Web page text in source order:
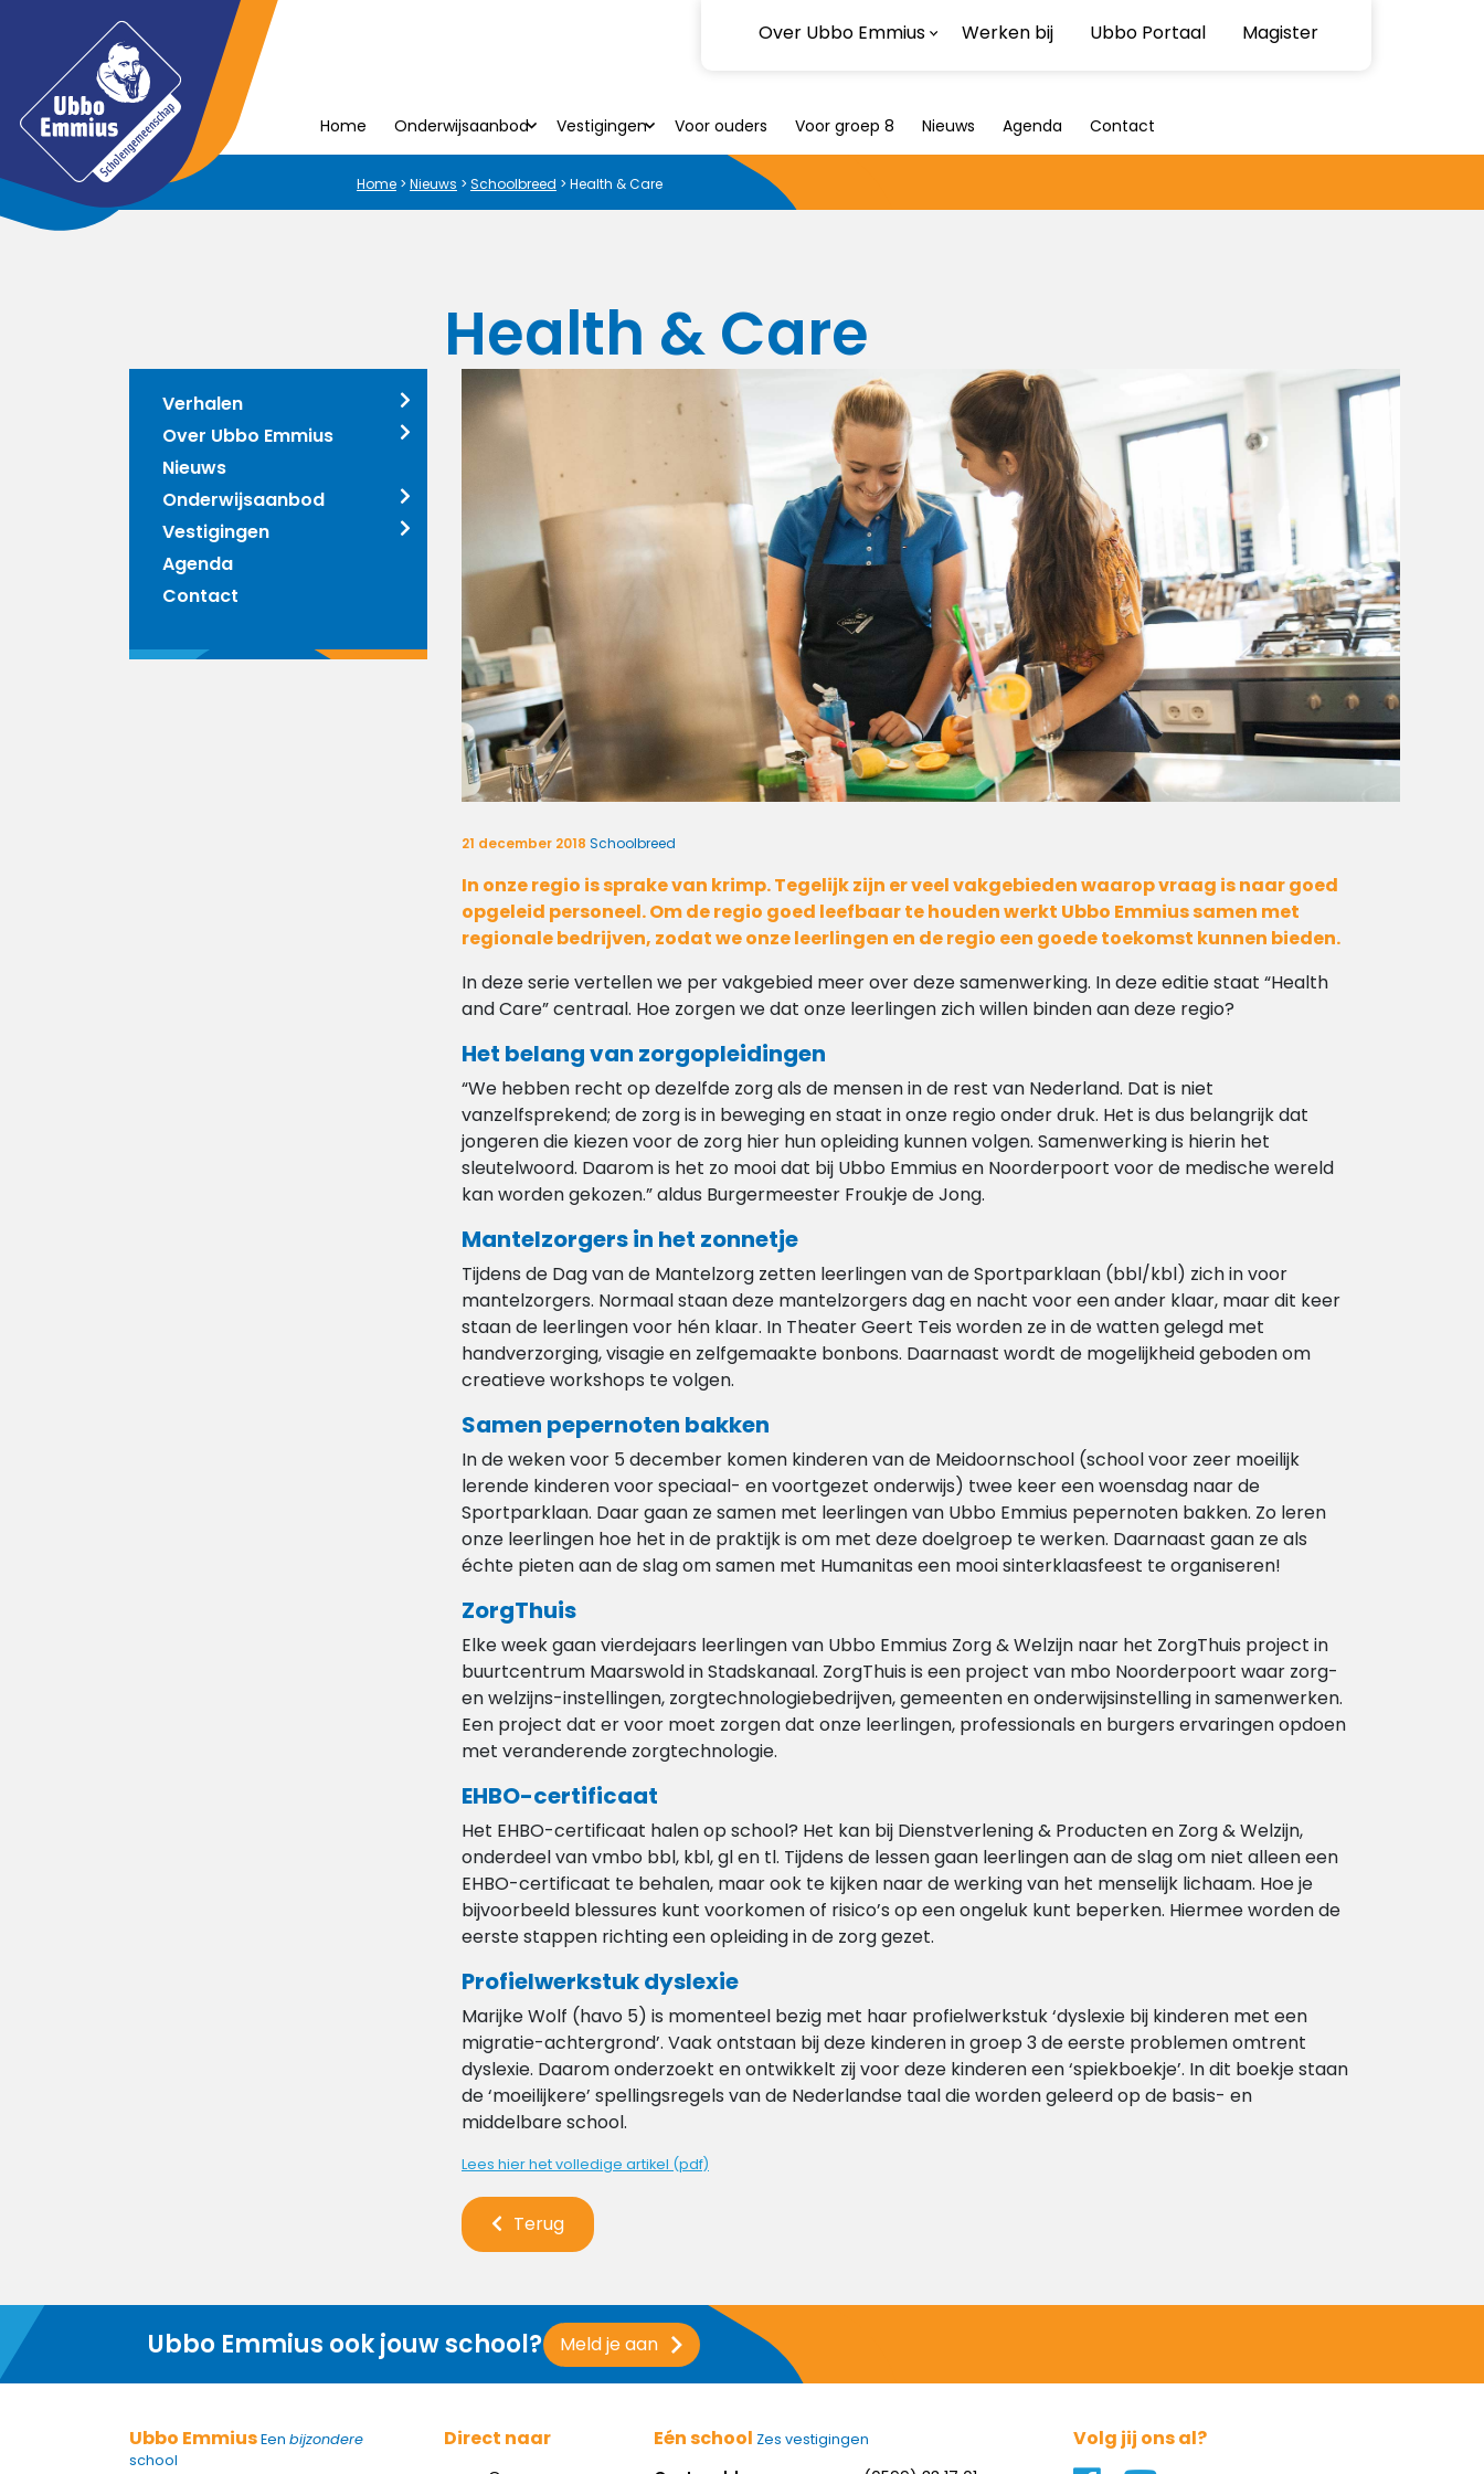
Home Onderwijsaanbod Vestigingen Voor ouders Voor groep 8 Nieuws Agenda Contact
Over Ubbo Emmius Werken bij Ubbo Portaal Magister
Home > Nieuws > Schoolbreed > Health & Care
Health & Care
Verhalen
Over Ubbo Emmius
Nieuws
Onderwijsaanbod
Vestigingen
Agenda
Contact
21 december 2018 Schoolbreed
In onze regio is sprake van krimp. Tegelijk zijn er veel vakgebieden waarop vraag is naar goed
opgeleid personeel. Om de regio goed leefbaar te houden werkt Ubbo Emmius samen met
regionale bedrijven, zodat we onze leerlingen en de regio een goede toekomst kunnen bieden.
In deze serie vertellen we per vakgebied meer over deze samenwerking. In deze editie staat “Health
and Care” centraal. Hoe zorgen we dat onze leerlingen zich willen binden aan deze regio?
Het belang van zorgopleidingen
“We hebben recht op dezelfde zorg als de mensen in de rest van Nederland. Dat is niet
vanzelfsprekend; de zorg is in beweging en staat in onze regio onder druk. Het is dus belangrijk dat
jongeren die kiezen voor de zorg hier hun opleiding kunnen volgen. Samenwerking is hierin het
sleutelwoord. Daarom is het zo mooi dat bij Ubbo Emmius en Noorderpoort voor de medische wereld
kan worden gekozen.” aldus Burgermeester Froukje de Jong.
Mantelzorgers in het zonnetje
Tijdens de Dag van de Mantelzorg zetten leerlingen van de Sportparklaan (bbl/kbl) zich in voor
mantelzorgers. Normaal staan deze mantelzorgers dag en nacht voor een ander klaar, maar dit keer
staan de leerlingen voor hén klaar. In Theater Geert Teis worden ze in de watten gelegd met
handverzorging, visagie en zelfgemaakte bonbons. Daarnaast wordt de mogelijkheid geboden om
creatieve workshops te volgen.
Samen pepernoten bakken
In de weken voor 5 december komen kinderen van de Meidoornschool (school voor zeer moeilijk
lerende kinderen voor speciaal- en voortgezet onderwijs) twee keer een woensdag naar de
Sportparklaan. Daar gaan ze samen met leerlingen van Ubbo Emmius pepernoten bakken. Zo leren
onze leerlingen hoe het in de praktijk is om met deze doelgroep te werken. Daarnaast gaan ze als
échte pieten aan de slag om samen met Humanitas een mooi sinterklaasfeest te organiseren!
ZorgThuis
Elke week gaan vierdejaars leerlingen van Ubbo Emmius Zorg & Welzijn naar het ZorgThuis project in
buurtcentrum Maarswold in Stadskanaal. ZorgThuis is een project van mbo Noorderpoort waar zorg-
en welzijns-instellingen, zorgtechnologiebedrijven, gemeenten en onderwijsinstelling in samenwerken.
Een project dat er voor moet zorgen dat onze leerlingen, professionals en burgers ervaringen opdoen
met veranderende zorgtechnologie.
EHBO-certificaat
Het EHBO-certificaat halen op school? Het kan bij Dienstverlening & Producten en Zorg & Welzijn,
onderdeel van vmbo bbl, kbl, gl en tl. Tijdens de lessen gaan leerlingen aan de slag om niet alleen een
EHBO-certificaat te behalen, maar ook te kijken naar de werking van het menselijk lichaam. Hoe je
bijvoorbeeld blessures kunt voorkomen of risico’s op een ongeluk kunt beperken. Hiermee worden de
eerste stappen richting een opleiding in de zorg gezet.
Profielwerkstuk dyslexie
Marijke Wolf (havo 5) is momenteel bezig met haar profielwerkstuk ‘dyslexie bij kinderen met een
migratie-achtergrond’. Vaak ontstaan bij deze kinderen in groep 3 de eerste problemen omtrent
dyslexie. Daarom onderzoekt en ontwikkelt zij voor deze kinderen een ‘spiekboekje’. In dit boekje staan
de ‘moeilijkere’ spellingsregels van de Nederlandse taal die worden geleerd op de basis- en
middelbare school.
Lees hier het volledige artikel (pdf)
Terug
Ubbo Emmius ook jouw school? Meld je aan
Ubbo EmmiusEen bijzondere
school
Direct naar Eén school Zes vestigingen Volg jij ons al?